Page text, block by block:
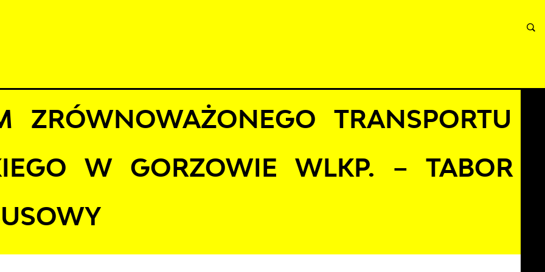
ZRÓWNOWAŻONEGO TRANSPORTU
W GORZOWIE WLKP. – TABOR